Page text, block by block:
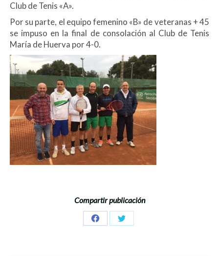
Club de Tenis «A».
Por su parte, el equipo femenino «B» de veteranas + 45
se impuso en la final de consolación al Club de Tenis
María de Huerva por 4-0.
Compartir publicación
Share
Share